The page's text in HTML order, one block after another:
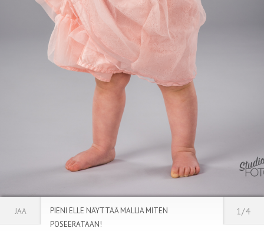
JAA 1/4
PIENI ELLE NÄYTTÄÄ MALLIA MITEN
POSEERATAAN!